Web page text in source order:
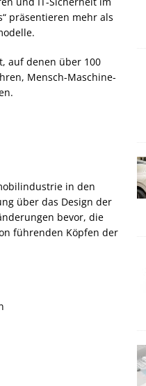
präsentieren mehr als
auf denen über 100
Mensch-Maschine-
in den
über das Design der
bevor, die
führenden Köpfen der